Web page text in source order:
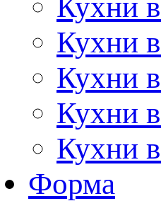
Кухни
Кухни
Кухни
Кухни
Форма